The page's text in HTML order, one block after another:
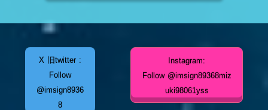
X 旧twitter :
Follow
@imsign8936
8
Instagram:
Follow @imsign89368miz
uki98061yss